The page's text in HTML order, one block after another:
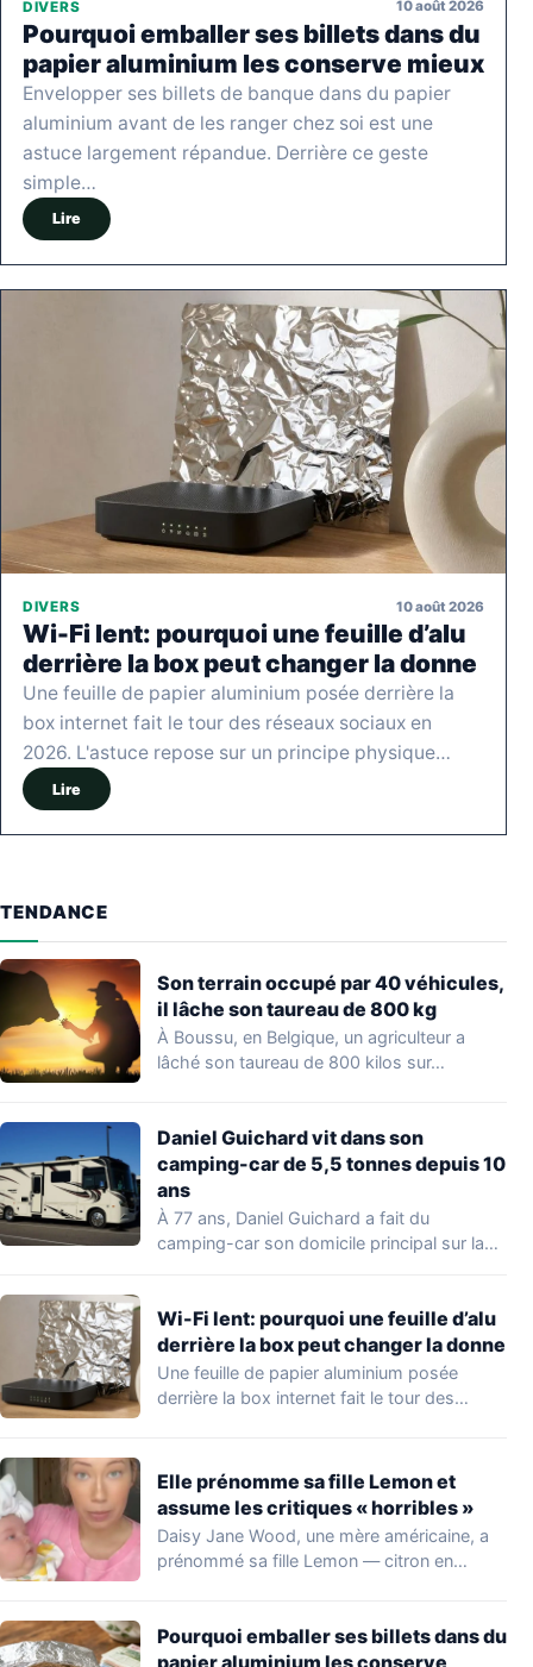
DIVERS 10 août 2026
Pourquoi emballer ses billets dans du
papier aluminium les conserve mieux
Envelopper ses billets de banque dans du papier
aluminium avant de les ranger chez soi est une
astuce largement répandue. Derrière ce geste
simple…
Lire
DIVERS 10 août 2026
Wi-Fi lent: pourquoi une feuille d’alu
derrière la box peut changer la donne
Une feuille de papier aluminium posée derrière la
box internet fait le tour des réseaux sociaux en
2026. L'astuce repose sur un principe physique…
Lire
TENDANCE
Son terrain occupé par 40 véhicules,
il lâche son taureau de 800 kg
À Boussu, en Belgique, un agriculteur a
lâché son taureau de 800 kilos sur…
Daniel Guichard vit dans son
camping-car de 5,5 tonnes depuis 10
ans
À 77 ans, Daniel Guichard a fait du
camping-car son domicile principal sur la…
Wi-Fi lent: pourquoi une feuille d’alu
derrière la box peut changer la donne
Une feuille de papier aluminium posée
derrière la box internet fait le tour des…
Elle prénomme sa fille Lemon et
assume les critiques « horribles »
Daisy Jane Wood, une mère américaine, a
prénommé sa fille Lemon — citron en…
Pourquoi emballer ses billets dans du